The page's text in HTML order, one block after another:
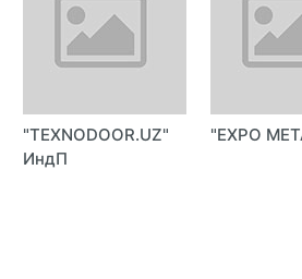
"TEXNODOOR.UZ"
ИндП
"EXPO